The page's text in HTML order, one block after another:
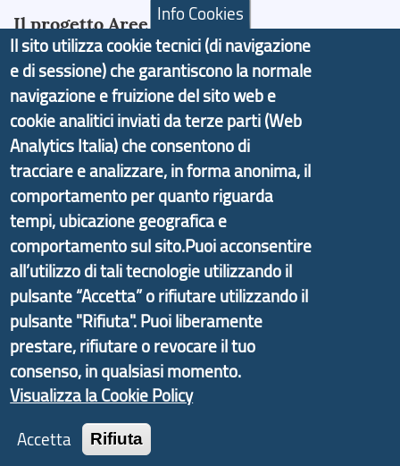
Il progetto Aree Interne
Il portale di marketing territoriale e sviluppo locale
di Genova Città Metropolitana si è sviluppato a
partire dal progetto nazionale Aree Interne
promosso dal Dipartimento per lo Sviluppo
Economico e finalizzato al rilancio socio-economico
delle valli dell’entroterra. In particolare fornisce
informazioni ed aggiornamenti sullaStrategia
d'Area Antola-Tigullio, in collaborazione con Regione
Liguria ed ANCI Liguria.
Copyright © 2017 Città metropolitana di Genova |
CF: 80007350103
Info Cookies
Il sito utilizza cookie tecnici (di navigazione
e di sessione) che garantiscono la normale
navigazione e fruizione del sito web e
cookie analitici inviati da terze parti (Web
Analytics Italia) che consentono di
tracciare e analizzare, in forma anonima, il
comportamento per quanto riguarda
tempi, ubicazione geografica e
comportamento sul sito.Puoi acconsentire
all’utilizzo di tali tecnologie utilizzando il
pulsante “Accetta” o rifiutare utilizzando il
pulsante "Rifiuta". Puoi liberamente
prestare, rifiutare o revocare il tuo
consenso, in qualsiasi momento.
Visualizza la Cookie Policy
Accetta
Rifiuta